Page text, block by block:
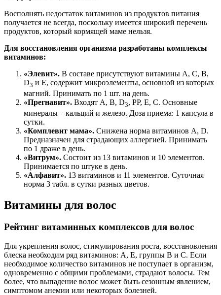
Восполнять недостаток витаминов из продуктов питания
получается не всегда, поскольку имеется широкий перечень
продуктов, который кормящей маме нельзя.
Для восстановления организма разработаны комплексы
витаминов:
«Элевит». В составе присутствуют витамины А, С, В,
D3 и Е, содержит микроэлементы, основной из которых
магний. Принимать по 1 шт. на день.
«Прегнавит». Входят А, В, D3, РР, Е, С. Основные
минералы – кальций и железо. Доза приема: 1 капсула в
сутки.
«Комплевит мама». Снижена норма витаминов А, D.
Предназначен для страдающих аллергией. Принимать
по 1 драже в день.
«Витрум». Состоит из 13 витаминов и 10 элементов.
Принимается по штуке в день.
«Алфавит». 13 витаминов и 11 элементов. Суточная
норма 3 табл. в сутки разных цветов.
Витамины для волос
Рейтинг витаминных комплексов для волос
Для укрепления волос, стимулирования роста, восстановления
блеска необходим ряд витаминов: А, Е, группы В и С. Если
необходимое количество витаминов не поступает в организм,
одновременно с общими проблемами, страдают волосы. Тем
более, что выпадение волос может быть сезонным явлением,
симптомом анемии или некоторых болезней.